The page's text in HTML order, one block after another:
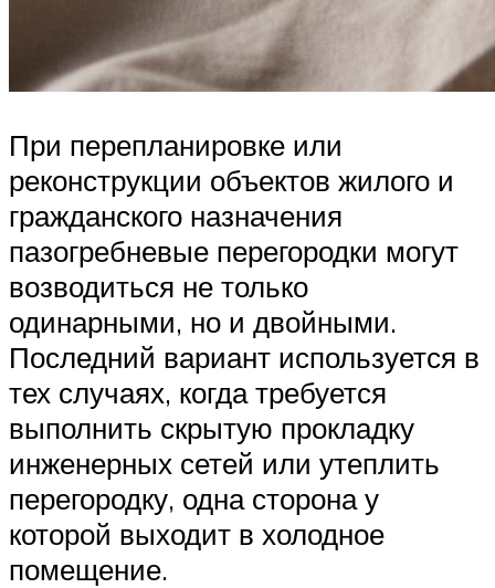
При перепланировке или
реконструкции объектов жилого и
гражданского назначения
пазогребневые перегородки могут
возводиться не только
одинарными, но и двойными.
Последний вариант используется в
тех случаях, когда требуется
выполнить скрытую прокладку
инженерных сетей или утеплить
перегородку, одна сторона у
которой выходит в холодное
помещение.